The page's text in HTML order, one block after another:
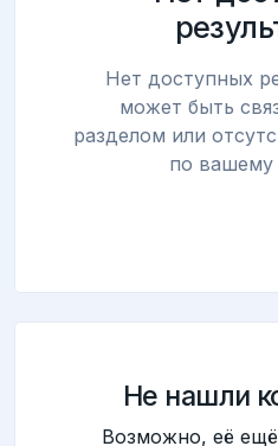
Нет доступных
может быть
разделом или
по вашему
Не нашли
Возможно, её ещё